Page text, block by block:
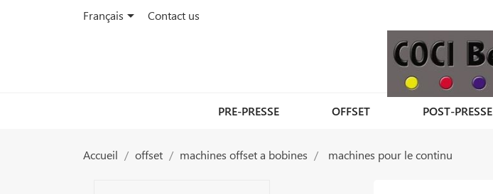
Français Contact us
PRE-PRESSE OFFSET POST-PRESSE
Accueil offset machines offset a bobines machines pour le continu